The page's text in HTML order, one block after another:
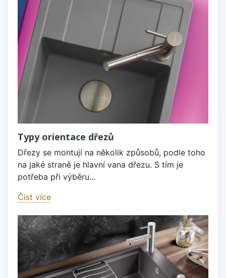
Typy orientace dřezů
Dřezy se montují na několik způsobů, podle toho
na jaké straně je hlavní vana dřezu. S tím je
potřeba při výběru...
Číst více